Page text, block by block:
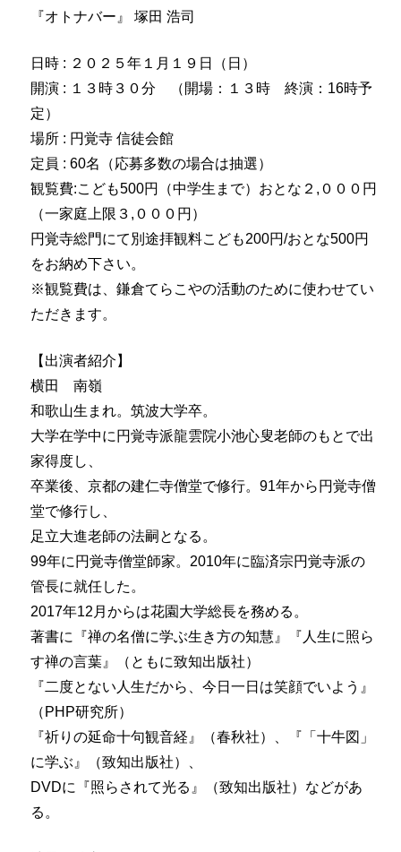
『オトナバー』 塚田 浩司
日時 : ２０２５年１月１９日（日）
開演 : １３時３０分 （開場：１３時 終演：16時予
定）
場所 : 円覚寺 信徒会館
定員 : 60名（応募多数の場合は抽選）
観覧費:こども500円（中学生まで）おとな２,０００円
（一家庭上限３,０００円）
円覚寺総門にて別途拝観料こども200円/おとな500円
をお納め下さい。
※観覧費は、鎌倉てらこやの活動のために使わせてい
ただきます。
【出演者紹介】
横田 南嶺
和歌山生まれ。筑波大学卒。
大学在学中に円覚寺派龍雲院小池心叟老師のもとで出
家得度し、
卒業後、京都の建仁寺僧堂で修行。91年から円覚寺僧
堂で修行し、
足立大進老師の法嗣となる。
99年に円覚寺僧堂師家。2010年に臨済宗円覚寺派の
管長に就任した。
2017年12月からは花園大学総長を務める。
著書に『禅の名僧に学ぶ生き方の知慧』『人生に照ら
す禅の言葉』（ともに致知出版社）
『二度とない人生だから、今日一日は笑顔でいよう』
（PHP研究所）
『祈りの延命十句観音経』（春秋社）、『「十牛図」
に学ぶ』（致知出版社）、
DVDに『照らされて光る』（致知出版社）などがあ
る。